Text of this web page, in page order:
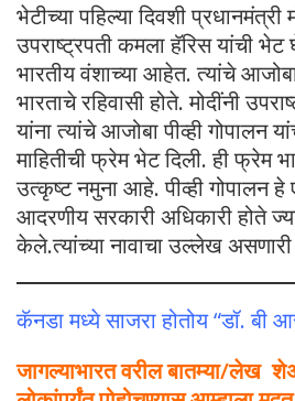
भेटीच्या पहिल्या दिवशी प्रधानमंत्री
उपराष्ट्रपती कमला हॅरिस यांची
भारतीय वंशाच्या आहेत. त्यांचे आजोबा
भारताचे रहिवासी होते. मोदींनी
यांना त्यांचे आजोबा पीव्ही गोपालन
माहितीची फ्रेम भेट दिली. ही फ्रेम
उत्कृष्ट नमुना आहे. पीव्ही गोपालन
आदरणीय सरकारी अधिकारी होते
केले.त्यांच्या नावाचा उल्लेख
कॅनडा मध्ये साजरा होतोय “डॉ.
जागल्याभारत वरील बातम्या/लेख